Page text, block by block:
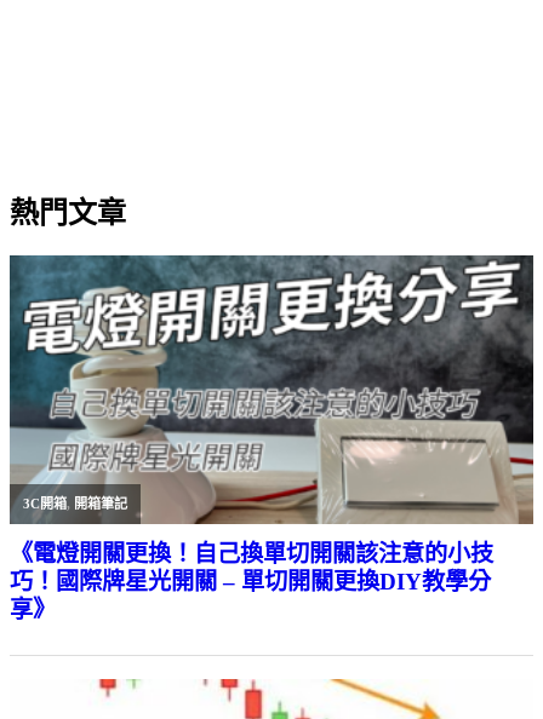
熱門文章
3C開箱, 開箱筆記
《電燈開關更換！自己換單切開關該注意的小技
巧！國際牌星光開關 – 單切開關更換DIY教學分
享》